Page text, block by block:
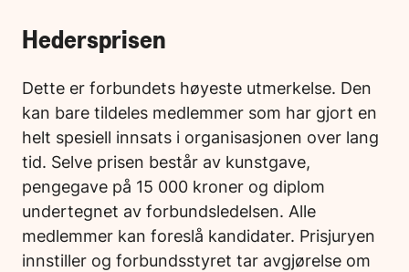
Hedersprisen
Dette er forbundets høyeste utmerkelse. Den
kan bare tildeles medlemmer som har gjort en
helt spesiell innsats i organisasjonen over lang
tid. Selve prisen består av kunstgave,
pengegave på 15 000 kroner og diplom
undertegnet av forbundsledelsen. Alle
medlemmer kan foreslå kandidater. Prisjuryen
innstiller og forbundsstyret tar avgjørelse om